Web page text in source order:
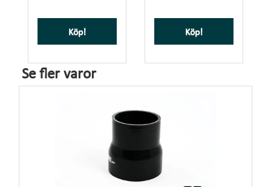
Köp! Köp!
Se fler varor